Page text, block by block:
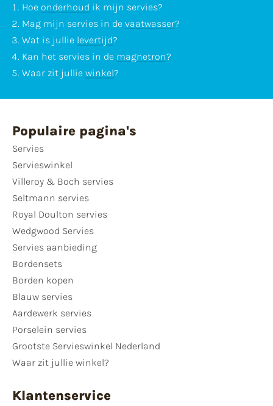
Hoe onderhoud ik mijn servies?
Mag mijn servies in de vaatwasser?
Wat is jullie levertijd?
Kan het servies in de magnetron?
Waar zit jullie winkel?
Populaire pagina's
Servies
Servieswinkel
Villeroy & Boch servies
Seltmann servies
Royal Doulton servies
Wedgwood Servies
Servies aanbieding
Bordensets
Borden kopen
Blauw servies
Aardewerk servies
Porselein servies
Grootste Servieswinkel Nederland
Waar zit jullie winkel?
Klantenservice